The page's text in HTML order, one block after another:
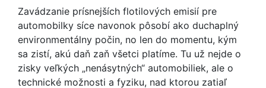
Zavádzanie prísnejších flotilových emisií pre
automobilky síce navonok pôsobí ako duchaplný
environmentálny počin, no len do momentu, kým
sa zistí, akú daň zaň všetci platíme. Tu už nejde o
zisky veľkých „nenásytných“ automobiliek, ale o
technické možnosti a fyziku, nad ktorou zatiaľ